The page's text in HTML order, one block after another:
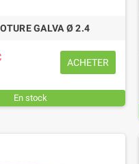
GALVA Ø 2.4
ACHETER
En stock